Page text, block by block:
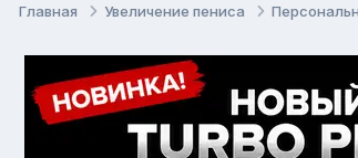
Главная Увеличение пениса